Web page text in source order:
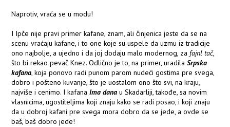
Naprotiv, vraća se u modu!
I Ipče nije pravi primer kafane, znam, ali činjenica jeste da se na
scenu vraćaju kafane, i to one koje su uspele da uzmu iz tradicije
ono najbolje, a ujedno i da joj dodaju malo modernog, za fajnl tač,
što bi rekao pevač Knez. Odlično je to, na primer, uradilaSrpska
kafana, koja ponovo radi punom parom nudeći gostima pre svega,
dobro i pošteno kuvanje, što je uostalom ono što svi, na kraju,
najviše i cenimo. I kafanaIma dana u Skadarliji, takođe, sa novim
vlasnicima, ugostiteljima koji znaju kako se radi posao, i koji znaju
da u dobroj kafani pre svega mora dobro da se jede, a ovde se
baš, baš dobro jede!